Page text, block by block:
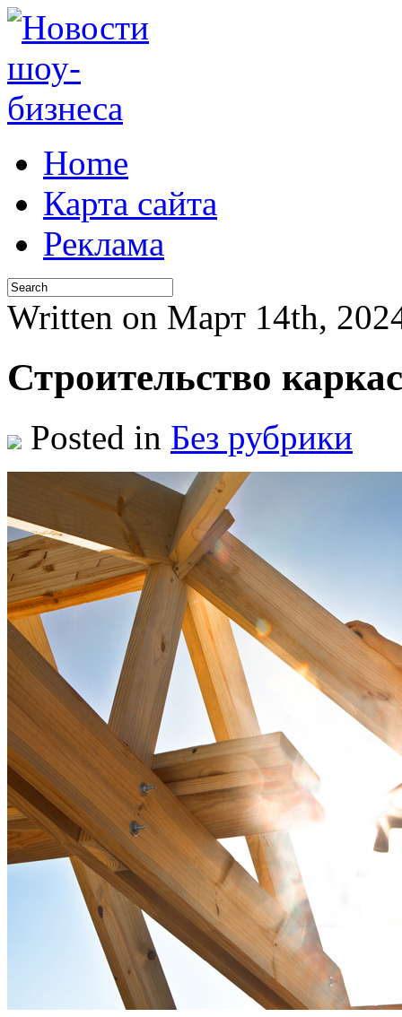
Home
Карта сайта
Реклама
Written on Март 14th,
Строительство
Posted in Без рубрики